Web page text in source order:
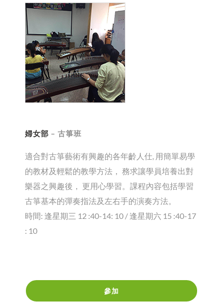
婦女部 – 古箏班
適合對古箏藝術有興趣的各年齡人仕, 用簡單易學
的教材及輕鬆的教學方法， 務求讓學員培養出對
樂器之興趣後， 更用心學習。課程內容包括學習
古箏基本的彈奏指法及左右手的演奏方法。
時間: 逢星期三 12 :40-14: 10 / 逢星期六 15 :40-17
: 10
參加